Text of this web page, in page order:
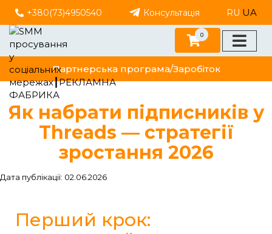
+380(73)4950540 Консультація RU UA
Партнерська програма/Заробіток
0
Як набрати підписників у
Threads — стратегії
зростання 2026
Дата публікації: 02.06.2026
Перший крок: